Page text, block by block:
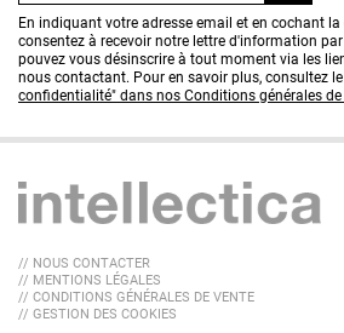
En indiquant votre adresse email et en cochant la
consentez à recevoir notre lettre d'information
pouvez vous désinscrire à tout moment via les
nous contactant. Pour en savoir plus, consultez
confidentialité" dans nos Conditions générales de
// NOUS CONTACTER
// MENTIONS LÉGALES
// CONDITIONS GÉNÉRALES DE VENTE
// GESTION DES COOKIES